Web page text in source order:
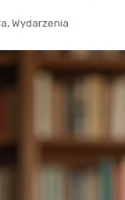
, Wydarzenia